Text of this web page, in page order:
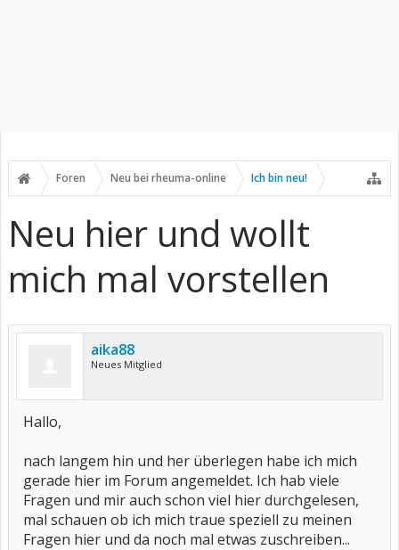
Foren Neu bei rheuma-online Ich bin neu!
Neu hier und wollt
mich mal vorstellen
aika88
Neues Mitglied
Hallo,
nach langem hin und her überlegen habe ich mich
gerade hier im Forum angemeldet. Ich hab viele
Fragen und mir auch schon viel hier durchgelesen,
mal schauen ob ich mich traue speziell zu meinen
Fragen hier und da noch mal etwas zuschreiben...